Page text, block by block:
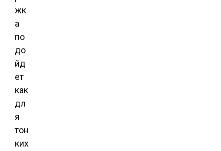
жк
а
по
до
йд
ет
как
дл
я
тон
ких